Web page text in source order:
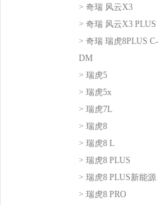
> 奇瑞 风云X3
> 奇瑞 风云X3 PLUS
> 奇瑞 瑞虎8PLUS C-
DM
> 瑞虎5
> 瑞虎5x
> 瑞虎7L
> 瑞虎8
> 瑞虎8 L
> 瑞虎8 PLUS
> 瑞虎8 PLUS新能源
> 瑞虎8 PRO